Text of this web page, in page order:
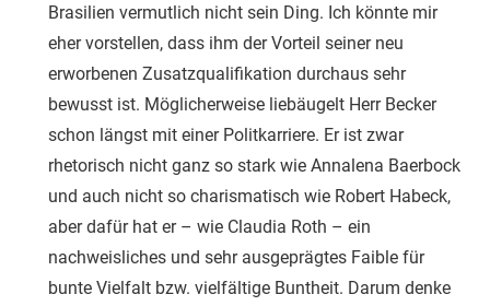
Brasilien vermutlich nicht sein Ding. Ich könnte mir
eher vorstellen, dass ihm der Vorteil seiner neu
erworbenen Zusatzqualifikation durchaus sehr
bewusst ist. Möglicherweise liebäugelt Herr Becker
schon längst mit einer Politkarriere. Er ist zwar
rhetorisch nicht ganz so stark wie Annalena Baerbock
und auch nicht so charismatisch wie Robert Habeck,
aber dafür hat er – wie Claudia Roth – ein
nachweisliches und sehr ausgeprägtes Faible für
bunte Vielfalt bzw. vielfältige Buntheit. Darum denke